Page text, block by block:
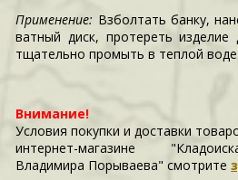
Применение: Взболтать банку,
ватный диск, протереть
тщательно промыть в теплой воде.
Внимание!
Условия покупки и доставки
интернет-магазине
Владимира Порываева" смотрите